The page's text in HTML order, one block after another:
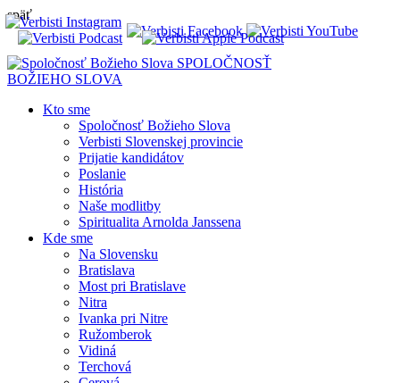
späť
SPOLOČNOSŤ
BOŽIEHO SLOVA
Kto sme
Spoločnosť Božieho Slova
Verbisti Slovenskej provincie
Prijatie kandidátov
Poslanie
História
Naše modlitby
Spiritualita Arnolda Janssena
Kde sme
Na Slovensku
Bratislava
Most pri Bratislave
Nitra
Ivanka pri Nitre
Ružomberok
Vidiná
Terchová